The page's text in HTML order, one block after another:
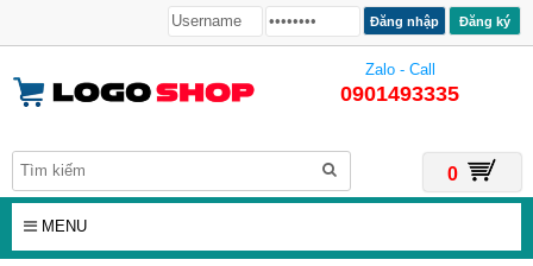
Đăng ký
Zalo - Call
0901493335
0
MENU